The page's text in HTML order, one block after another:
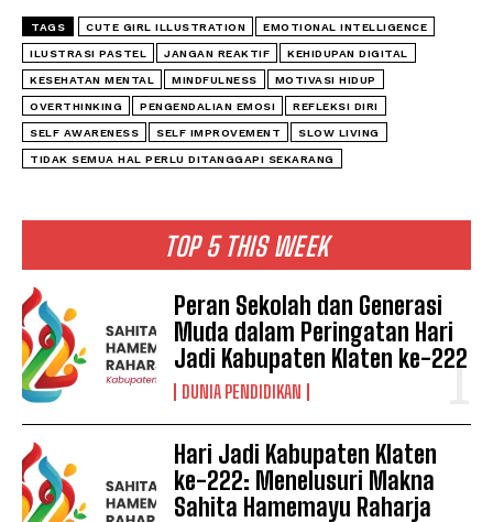
TOP 5 THIS WEEK
Peran Sekolah dan Generasi
Muda dalam Peringatan Hari
Jadi Kabupaten Klaten ke-222
DUNIA PENDIDIKAN
Hari Jadi Kabupaten Klaten
ke-222: Menelusuri Makna
Sahita Hamemayu Raharja
TAGS CUTE GIRL ILLUSTRATION EMOTIONAL INTELLIGENCE
ILUSTRASI PASTEL JANGAN REAKTIF KEHIDUPAN DIGITAL
KESEHATAN MENTAL MINDFULNESS MOTIVASI HIDUP
OVERTHINKING PENGENDALIAN EMOSI REFLEKSI DIRI
SELF AWARENESS SELF IMPROVEMENT SLOW LIVING
TIDAK SEMUA HAL PERLU DITANGGAPI SEKARANG